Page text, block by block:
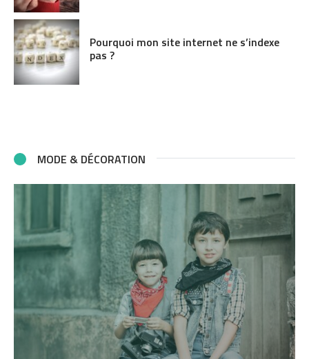
Pourquoi mon site internet ne s’indexe
pas ?
MODE & DÉCORATION